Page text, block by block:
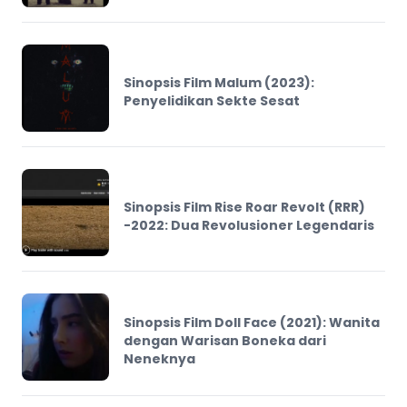
Sinopsis Film Malum (2023):
Penyelidikan Sekte Sesat
Sinopsis Film Rise Roar Revolt (RRR)
-2022: Dua Revolusioner Legendaris
Sinopsis Film Doll Face (2021): Wanita
dengan Warisan Boneka dari
Neneknya